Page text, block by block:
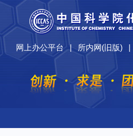
网上办公平台|所内网(旧版)|